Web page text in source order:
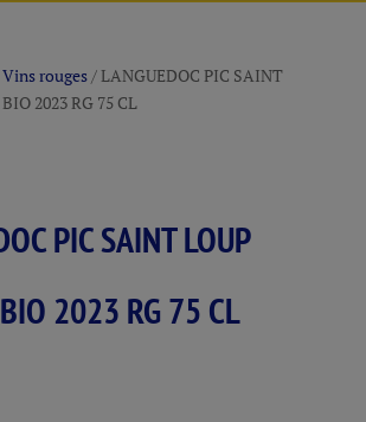
Vins rouges/ LANGUEDOC PIC SAINT
2023 RG 75 CL
PIC SAINT LOUP
2023 RG 75 CL